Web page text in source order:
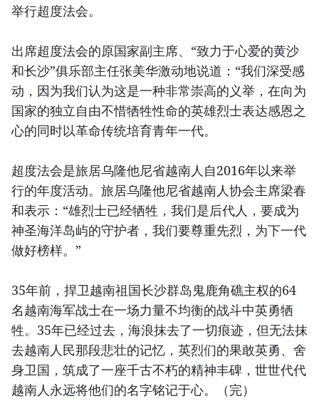
举行超度法会。
出席超度法会的原国家副主席、“致力于心爱的黄沙
和长沙”俱乐部主任张美华激动地说道：“我们深受感
动，因为我们认为这是一种非常崇高的义举，在向为
国家的独立自由不惜牺牲性命的英雄烈士表达感恩之
心的同时以革命传统培育青年一代。
超度法会是旅居乌隆他尼省越南人自2016年以来举
行的年度活动。旅居乌隆他尼省越南人协会主席梁春
和表示：“雄烈士已经牺牲，我们是后代人，要成为
神圣海洋岛屿的守护者，我们要尊重先烈，为下一代
做好榜样。”
35年前，捍卫越南祖国长沙群岛鬼鹿角礁主权的64
名越南海军战士在一场力量不均衡的战斗中英勇牺
牲。35年已经过去，海浪抹去了一切痕迹，但无法抹
去越南人民那段悲壮的记忆，英烈们的果敢英勇、舍
身卫国，筑成了一座千古不朽的精神丰碑，世世代代
越南人永远将他们的名字铭记于心。（完）